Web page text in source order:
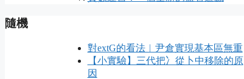
隨機
對extG的看法︱尹倉實現基本區無重
【小實驗】三代把冫從卜中移除的原
因